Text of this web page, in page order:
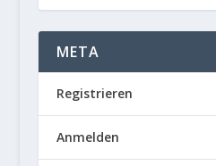
META
Registrieren
Anmelden